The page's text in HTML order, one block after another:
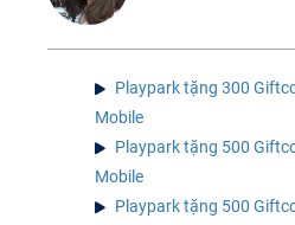
Playpark tặng 300
Mobile
Playpark tặng 500
Mobile
Playpark tặng 500